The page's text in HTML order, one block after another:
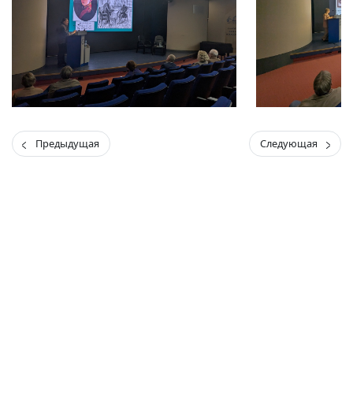
Предыдущая Следующая